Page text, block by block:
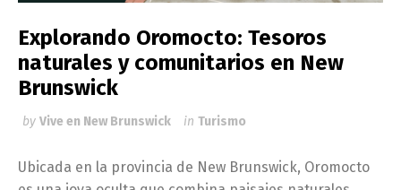
Explorando Oromocto: Tesoros
naturales y comunitarios en New
Brunswick
by Vive en New Brunswick in Turismo
Ubicada en la provincia de New Brunswick, Oromocto